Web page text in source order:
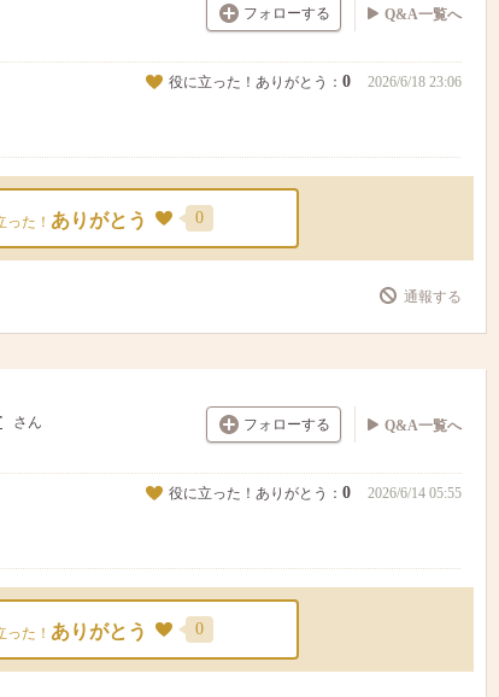
フォローする Q&A一覧へ
役に立った！ありがとう： 0 2026/6/18 23:06
った！ ありがとう 0
通報する
フォローする
さん Q&A一覧へ
役に立った！ありがとう： 0 2026/6/14 05:55
った！ ありがとう 0